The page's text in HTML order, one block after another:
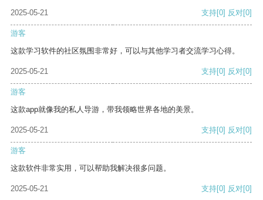
2025-05-21 支持[0] 反对[0]
游客
这款学习软件的社区氛围非常好，可以与其他学习者交流学习心得。
2025-05-21 支持[0] 反对[0]
游客
这款app就像我的私人导游，带我领略世界各地的美景。
2025-05-21 支持[0] 反对[0]
游客
这款软件非常实用，可以帮助我解决很多问题。
2025-05-21 支持[0] 反对[0]